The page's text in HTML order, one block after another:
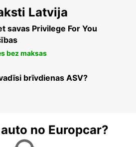
Latvija
savas Privilege For You
bez maksas
brīvdienas ASV?
no Europcar?